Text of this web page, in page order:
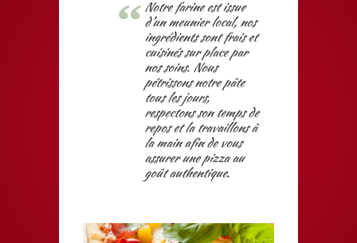
Notre farine est issue
d’un meunier local, nos
ingrédients sont frais et
cuisinés sur place par
nos soins. Nous
pétrissons notre pâte
tous les jours,
respectons son temps de
repos et la travaillons à
la main afin de vous
assurer une pizza au
goût authentique.